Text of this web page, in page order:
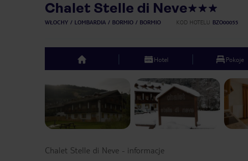
Chalet Stelle di Neve
WŁOCHY LOMBARDIA BORMIO BORMIO KOD HOTELU BZO00055
top Hotel Pokoje
Previous slide
Chalet Stelle di Neve - informacje